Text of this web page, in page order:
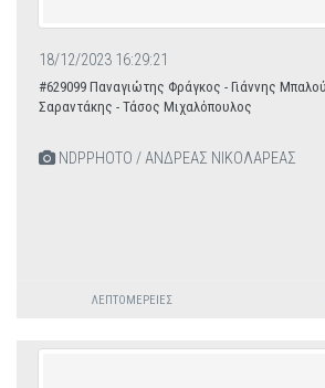
18/12/2023 16:29:21
#629099 Παναγιώτης Φράγκος - Γιάννης
Σαραντάκης - Τάσος Μιχαλόπουλος
NDPPHOTO / ΑΝΔΡΕΑΣ ΝΙΚΟΛΑΡΕΑΣ
ΛΕΠΤΟΜΈΡΕΙΕΣ